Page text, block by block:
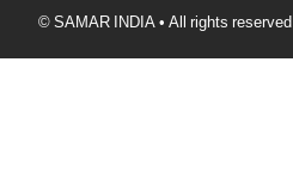
© SAMAR INDIA • All rights reserved